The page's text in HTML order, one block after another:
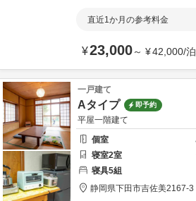
直近1か月の参考料金
¥23,000～ ¥42,000/泊
一戸建て
Aタイプ 即予約
平屋一階建て
個室
寝室2室
寝具5組
静岡県下田市吉佐美2167-3